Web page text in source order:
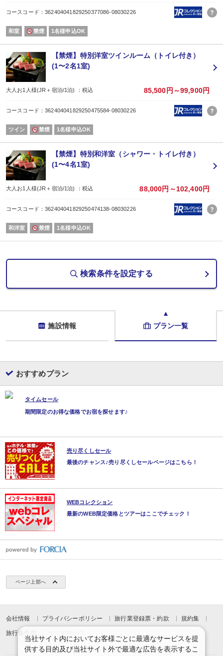
※ボディーソープ/シャンプー/トリートメントは大浴場に備付。
※歯ブラシ等のアメニティ類はご持参をお願い致します。ご持参頂くと売店
※「脱プラ」に、ご理解とご協力とを賜りますようよろしくお願い致します。
【その他】
※全館禁煙
※全館無料Wi-Fi対応
コースコード：362404041829250377086-08030226
和室 禁煙 1名様申込OK
【禁煙】特別洋室ツインルーム（トイレ付き）
(1〜2名1室)
大人お1人様(JR＋宿泊/1泊) ：税込 85,500円～99,900円
コースコード：362404041829250475584-08030226
ツイン 禁煙 1名様申込OK
【禁煙】特別和洋室（シャワー・トイレ付き）
(1〜4名1室)
大人お1人様(JR＋宿泊/1泊) ：税込 88,000円～102,400円
コースコード：362404041829250474138-08030226
和洋室 禁煙 1名様申込OK
検索条件を設定する
施設情報 プラン一覧
おすすめプラン
タイムセール
期間限定のお得な価格でお宿を探せます♪
売り尽くしセール
最後のチャンス♪売り尽くしセールページはこちら！
WEBコレクション
最新のWEB限定価格とツアーはここでチェック！
ページ上部へ
会社情報 プライバシーポリシー 旅行業登録票・約款 規約集
旅行条件書
当社サイト内においてお客様ごとに最適なサービスを提
供する目的及び当社サイト外で最適な広告を表示するこ